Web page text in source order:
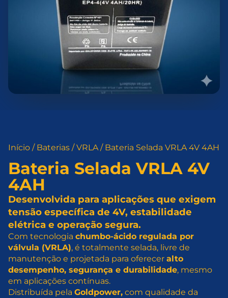
Início / Baterias /VRLA/ Bateria Selada VRLA 4V 4AH
Bateria Selada VRLA 4V
4AH
Desenvolvida para aplicações que exigem
tensão específica de 4V, estabilidade
elétrica e operação segura.
Com tecnologia chumbo-ácido regulada por
válvula (VRLA), é totalmente selada, livre de
manutenção e projetada para oferecer alto
desempenho, segurança e durabilidade, mesmo
em aplicações contínuas.
Distribuída pela Goldpower, com qualidade da